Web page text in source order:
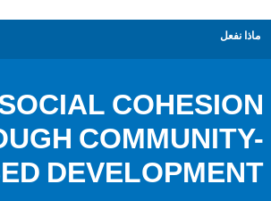
SOCIAL